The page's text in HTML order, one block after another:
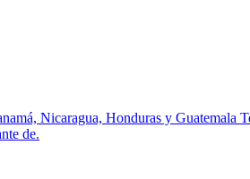
Nicaragua, Honduras y Guatemala
de.